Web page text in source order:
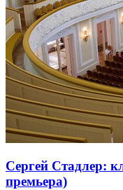
Сергей Стадлер:
премьера)